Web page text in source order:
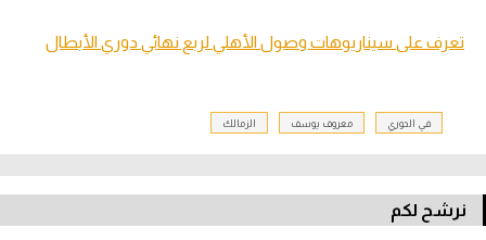
تعرف على سيناريوهات وصول الأهلي لربع نهائي دوري الأبطال
في الدوري معروف يوسف الزمالك
نرشح لكم